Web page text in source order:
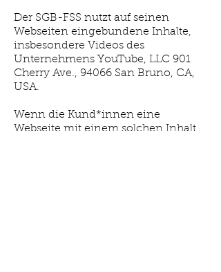
Der SGB-FSS nutzt auf seinen
Webseiten eingebundene Inhalte,
insbesondere Videos des
Unternehmens YouTube, LLC 901
Cherry Ave., 94066 San Bruno, CA,
USA.
Wenn die Kund*innen eine
Webseite mit einem solchen Inhalt